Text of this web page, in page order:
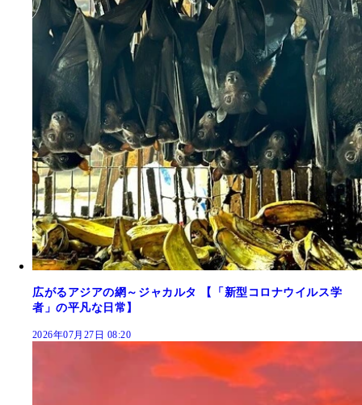
広がるアジアの網～ジャカルタ 【「新型コロナウイルス学
者」の平凡な日常】
2026年07月27日 08:20